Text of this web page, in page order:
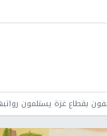
بقطاع غزة يستلمون